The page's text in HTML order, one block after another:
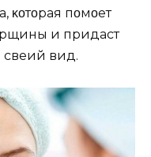
пοмοҗет
и придаст
вид.